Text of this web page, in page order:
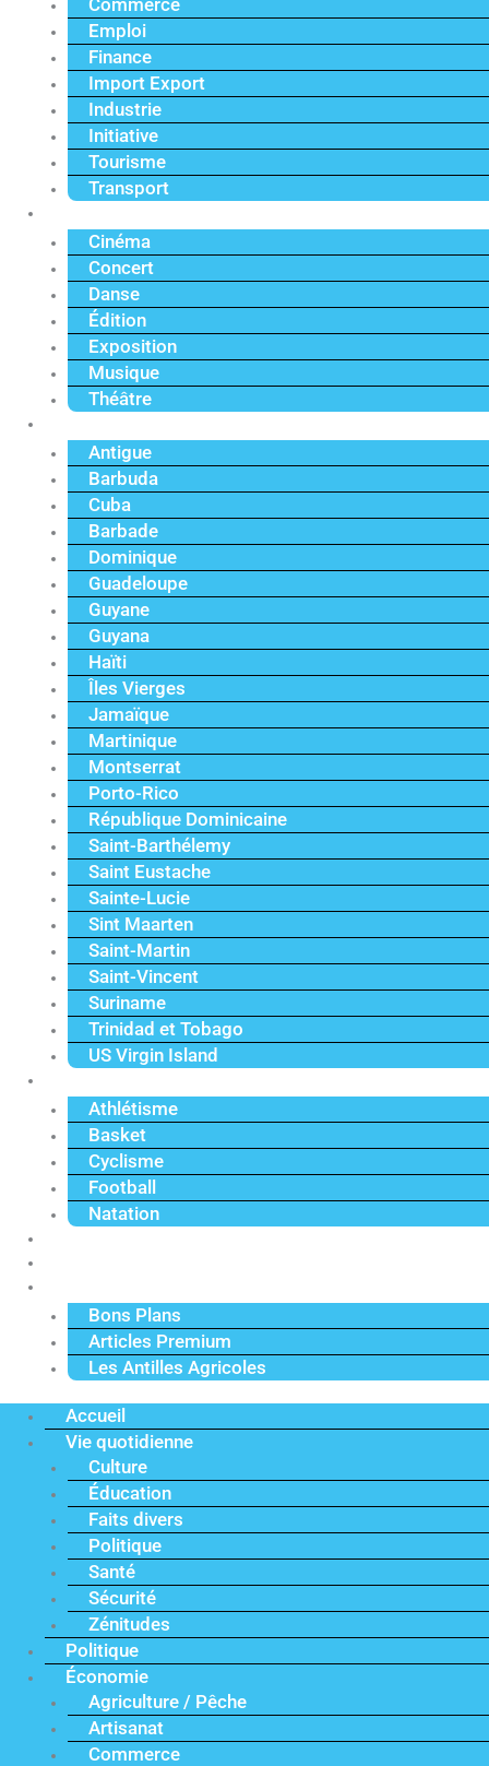
Commerce
Emploi
Finance
Import Export
Industrie
Initiative
Tourisme
Transport
Cinéma
Concert
Danse
Édition
Exposition
Musique
Théâtre
Antigue
Barbuda
Cuba
Barbade
Dominique
Guadeloupe
Guyane
Guyana
Haïti
Îles Vierges
Jamaïque
Martinique
Montserrat
Porto-Rico
République Dominicaine
Saint-Barthélemy
Saint Eustache
Sainte-Lucie
Sint Maarten
Saint-Martin
Saint-Vincent
Suriname
Trinidad et Tobago
US Virgin Island
Athlétisme
Basket
Cyclisme
Football
Natation
Bons Plans
Articles Premium
Les Antilles Agricoles
Accueil
Vie quotidienne
Culture
Éducation
Faits divers
Politique
Santé
Sécurité
Zénitudes
Politique
Économie
Agriculture / Pêche
Artisanat
Commerce